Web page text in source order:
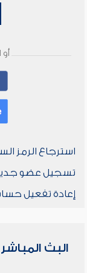
استرجاع الرمز
تسجيل عضو
إعادة تفعيل
البث المباشر